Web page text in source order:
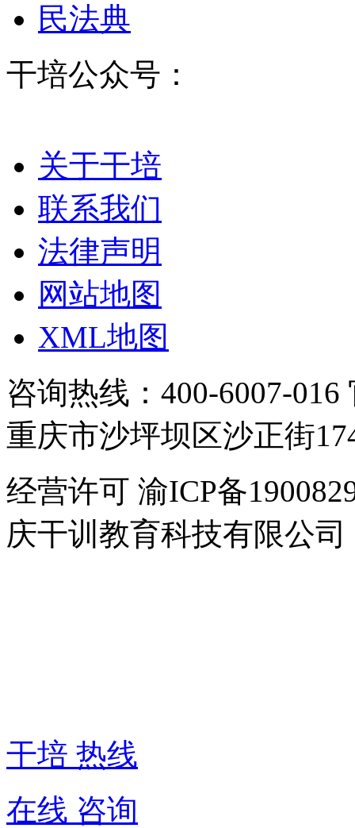
民法典
干培公众号：
关于干培
联系我们
法律声明
网站地图
XML地图
咨询热线：400-6007-016
重庆市沙坪坝区沙正街
经营许可 渝ICP备
庆干训教育科技有限公司
干培 热线
在线 咨询